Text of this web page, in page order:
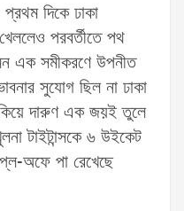
দিকে ঢাকা
পরবর্তীতে পথ
এক সমীকরণে উপনীত
সুযোগ ছিল না ঢাকা
দারুণ এক জয়ই তুলে
টাইটান্সকে ৬ উইকেট
অফে পা রেখেছে